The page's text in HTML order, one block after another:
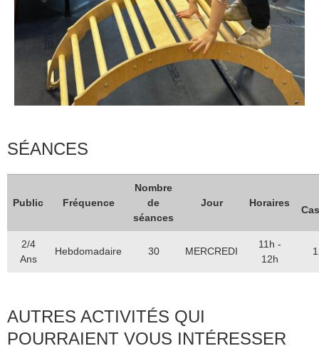
SÉANCES
Public Fréquence
Nombre
de
séances
Jour Horaires
2/4
Ans
Hebdomadaire 30 MERCREDI
11h -
12h
AUTRES ACTIVITÉS QUI
POURRAIENT VOUS INTÉRESSER